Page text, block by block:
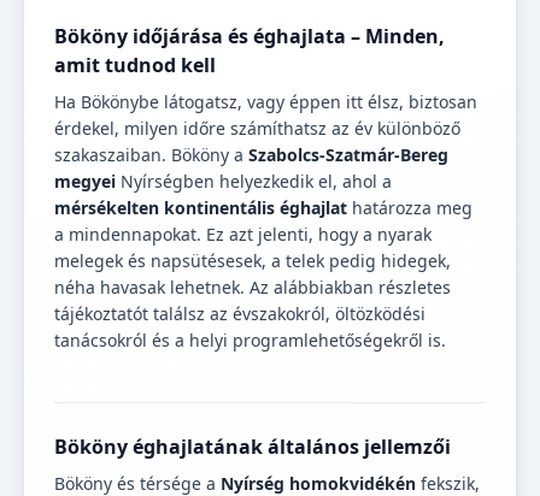
Bököny időjárása és éghajlata – Minden,
amit tudnod kell
Ha Bökönybe látogatsz, vagy éppen itt élsz, biztosan
érdekel, milyen időre számíthatsz az év különböző
szakaszaiban. Bököny a Szabolcs-Szatmár-Bereg
megyei Nyírségben helyezkedik el, ahol a
mérsékelten kontinentális éghajlat határozza meg
a mindennapokat. Ez azt jelenti, hogy a nyarak
melegek és napsütésesek, a telek pedig hidegek,
néha havasak lehetnek. Az alábbiakban részletes
tájékoztatót találsz az évszakokról, öltözködési
tanácsokról és a helyi programlehetőségekről is.
Bököny éghajlatának általános jellemzői
Bököny és térsége a Nyírség homokvidékén fekszik,